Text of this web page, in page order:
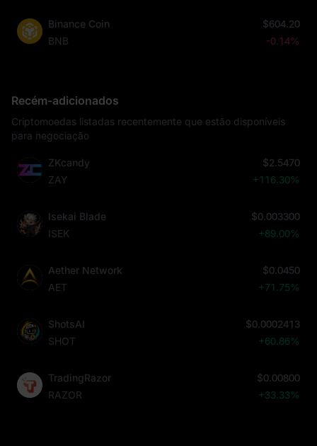
Binance Coin
BNB
$604.20
-0.14%
Recém-adicionados
Criptomoedas listadas recentemente que estão disponíveis
para negociação
ZKcandy
ZAY
$2.5470
+116.30%
Isekai Blade
ISEK
$0.003300
+89.00%
Aether Network
AET
$0.0450
+71.75%
ShotsAI
SHOT
$0.0002413
+60.86%
TradingRazor
RAZOR
$0.00800
+33.33%